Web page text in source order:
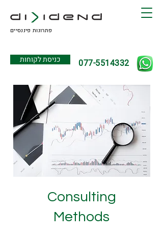
פתרונות פיננסיים
כניסת לקוחות 077-5514332
Consulting
Methods